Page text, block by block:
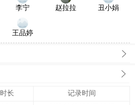
李宁 赵拉拉 丑小娟
王品婷
时长 记录时间